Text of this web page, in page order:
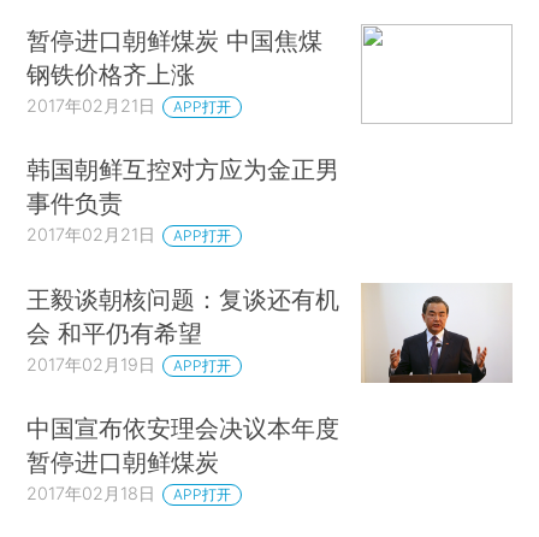
暂停进口朝鲜煤炭 中国焦煤
钢铁价格齐上涨
2017年02月21日 APP打开
韩国朝鲜互控对方应为金正男
事件负责
2017年02月21日 APP打开
王毅谈朝核问题：复谈还有机
会 和平仍有希望
2017年02月19日 APP打开
中国宣布依安理会决议本年度
暂停进口朝鲜煤炭
2017年02月18日 APP打开